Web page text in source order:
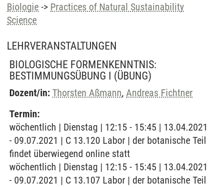
Biologie -> Practices of Natural Sustainability
Science
LEHRVERANSTALTUNGEN
BIOLOGISCHE FORMENKENNTNIS:
BESTIMMUNGSÜBUNG I (ÜBUNG)
Dozent/in: Thorsten Aßmann, Andreas Fichtner
Termin:
wöchentlich | Dienstag | 12:15 - 15:45 | 13.04.2021
- 09.07.2021 | C 13.120 Labor | der botanische Teil
findet überwiegend online statt
wöchentlich | Dienstag | 12:15 - 15:45 | 13.04.2021
- 09.07.2021 | C 13.107 Labor | der botanische Teil